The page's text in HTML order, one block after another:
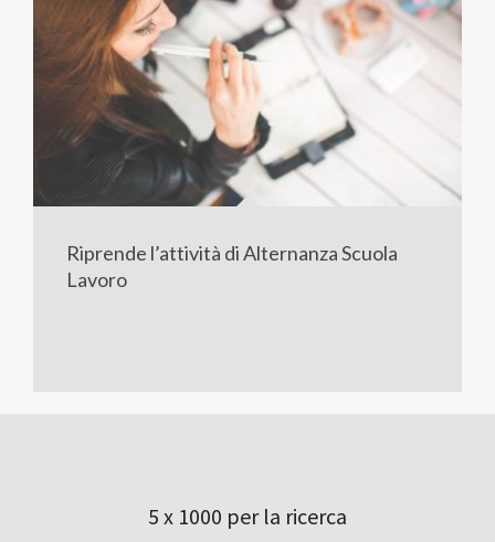
Riprende l’attività di Alternanza Scuola
Lavoro
5 x 1000 per la ricerca